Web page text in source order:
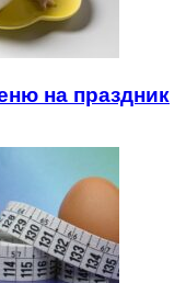
на праздник